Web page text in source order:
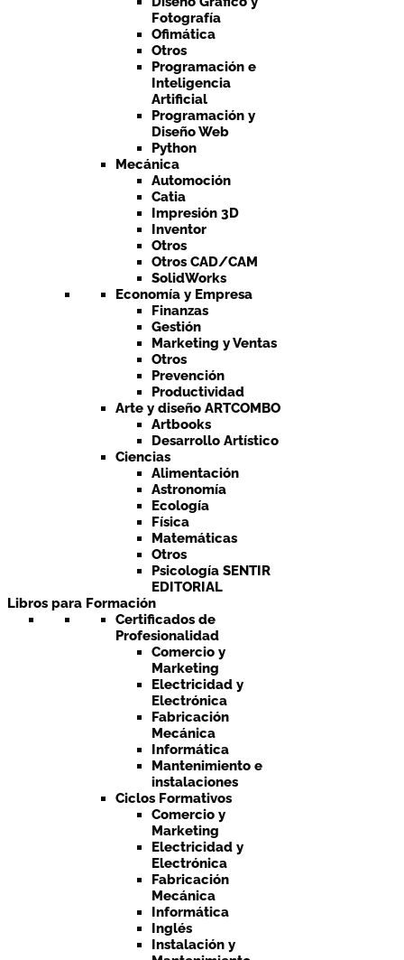
Fotografía
Ofimática
Otros
Programación e
Inteligencia
Artificial
Programación y
Diseño Web
Python
Mecánica
Automoción
Catia
Impresión 3D
Inventor
Otros
Otros CAD/CAM
SolidWorks
Economía y Empresa
Finanzas
Gestión
Marketing y Ventas
Otros
Prevención
Productividad
Arte y diseño ARTCOMBO
Artbooks
Desarrollo Artístico
Ciencias
Alimentación
Astronomía
Ecología
Física
Matemáticas
Otros
Psicología SENTIR
EDITORIAL
Libros para Formación
Certificados de
Profesionalidad
Comercio y
Marketing
Electricidad y
Electrónica
Fabricación
Mecánica
Informática
Mantenimiento e
instalaciones
Ciclos Formativos
Comercio y
Marketing
Electricidad y
Electrónica
Fabricación
Mecánica
Informática
Inglés
Instalación y